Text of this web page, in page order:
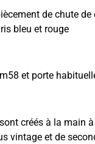
de chute de
bleu et rouge
et porte
créés à la main
vintage et de